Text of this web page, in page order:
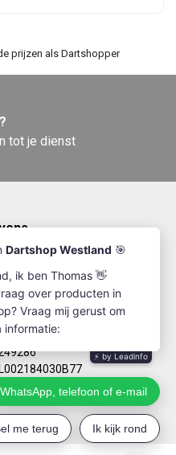
prijzen als Dartshopper
tot je dienst
19